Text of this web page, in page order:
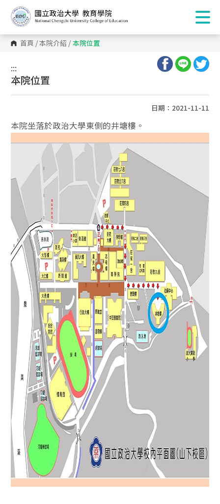
首頁 /本院介紹 / 本院位置
:::
:::
本院位置
日期：2021-11-11
本院坐落於政治大學東側的井塘樓。